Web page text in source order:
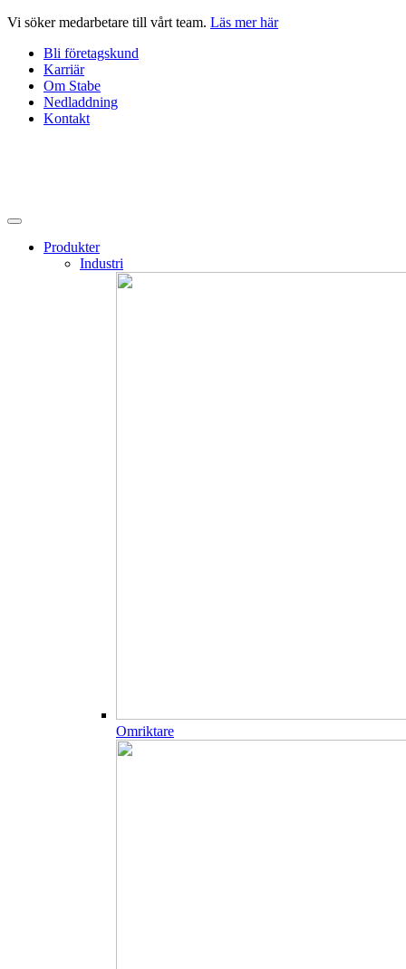
Hoppa
innehåll
Vi söker medarbetare till vårt team. Läs mer här
Bli företagskund
Karriär
Om Stabe
Nedladdning
Kontakt
Produkter
Industri
Omriktare